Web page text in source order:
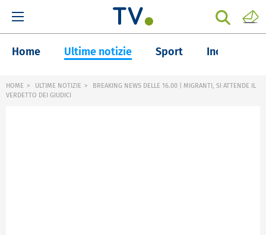
Home Ultime notizie Sport Inchieste
HOME ULTIME NOTIZIE
BREAKING NEWS DELLE 16.00 | MIGRANTI, SI ATTENDE IL
VERDETTO DEI GIUDICI